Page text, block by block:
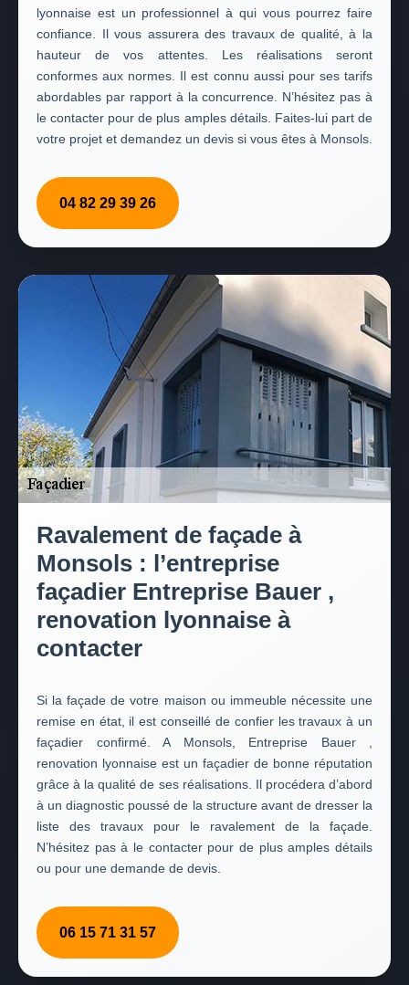
lyonnaise est un professionnel à qui vous pourrez faire
confiance. Il vous assurera des travaux de qualité, à la
hauteur de vos attentes. Les réalisations seront
conformes aux normes. Il est connu aussi pour ses tarifs
abordables par rapport à la concurrence. N’hésitez pas à
le contacter pour de plus amples détails. Faites-lui part de
votre projet et demandez un devis si vous êtes à Monsols.
04 82 29 39 26
Ravalement de façade à
Monsols : l’entreprise
façadier Entreprise Bauer ,
renovation lyonnaise à
contacter
Si la façade de votre maison ou immeuble nécessite une
remise en état, il est conseillé de confier les travaux à un
façadier confirmé. A Monsols, Entreprise Bauer ,
renovation lyonnaise est un façadier de bonne réputation
grâce à la qualité de ses réalisations. Il procédera d’abord
à un diagnostic poussé de la structure avant de dresser la
liste des travaux pour le ravalement de la façade.
N’hésitez pas à le contacter pour de plus amples détails
ou pour une demande de devis.
06 15 71 31 57